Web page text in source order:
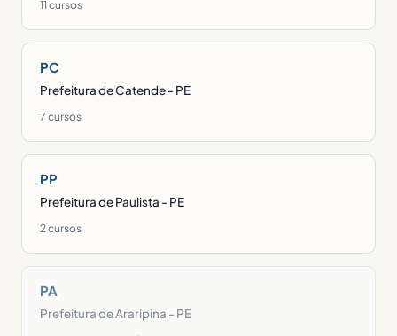
11 cursos
PC
Prefeitura de Catende - PE
7 cursos
PP
Prefeitura de Paulista - PE
2 cursos
PA
Prefeitura de Araripina - PE